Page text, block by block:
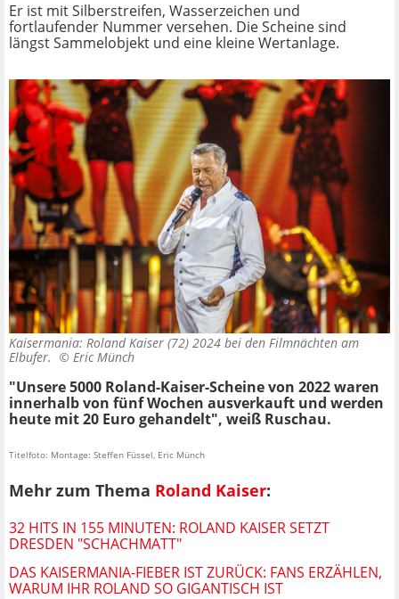
Er ist mit Silberstreifen, Wasserzeichen und
fortlaufender Nummer versehen. Die Scheine sind
längst Sammelobjekt und eine kleine Wertanlage.
Kaisermania: Roland Kaiser (72) 2024 bei den Filmnächten am
Elbufer. © Eric Münch
"Unsere 5000 Roland-Kaiser-Scheine von 2022 waren
innerhalb von fünf Wochen ausverkauft und werden
heute mit 20 Euro gehandelt", weiß Ruschau.
Titelfoto: Montage: Steffen Füssel, Eric Münch
Mehr zum Thema Roland Kaiser:
32 HITS IN 155 MINUTEN: ROLAND KAISER SETZT
DRESDEN "SCHACHMATT"
DAS KAISERMANIA-FIEBER IST ZURÜCK: FANS ERZÄHLEN,
WARUM IHR ROLAND SO GIGANTISCH IST